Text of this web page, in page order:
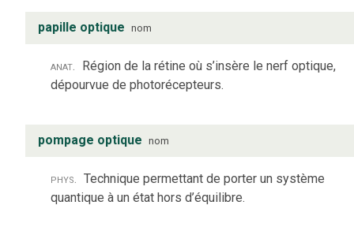
papille optique nom
anat. Région de la rétine où s’insère le nerf optique,
dépourvue de photorécepteurs.
pompage optique nom
phys. Technique permettant de porter un système
quantique à un état hors d’équilibre.